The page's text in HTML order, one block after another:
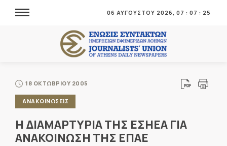
06 ΑΥΓΟΥΣΤΟΥ 2026, 07 : 07 : 27
18 ΟΚΤΩΒΡΙΟΥ 2005
ΑΝΑΚΟΙΝΩΣΕΙΣ
Η ΔΙΑΜΑΡΤΥΡΙΑ ΤΗΣ ΕΣΗΕΑ ΓΙΑ
ΑΝΑΚΟΙΝΩΣΗ ΤΗΣ ΕΠΑΕ